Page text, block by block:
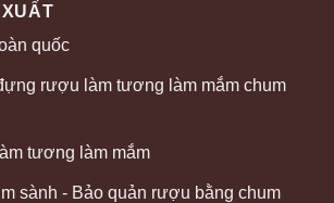
quốc
rượu làm tương làm mắm chum
tương làm mắm
sành - Bảo quản rượu bằng chum